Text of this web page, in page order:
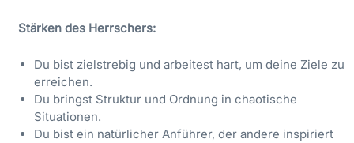
Stärken des Herrschers:
Du bist zielstrebig und arbeitest hart, um deine Ziele zu
erreichen.
Du bringst Struktur und Ordnung in chaotische
Situationen.
Du bist ein natürlicher Anführer, der andere inspiriert